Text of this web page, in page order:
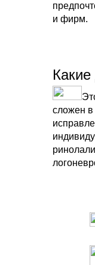
и фирм.
сложен в